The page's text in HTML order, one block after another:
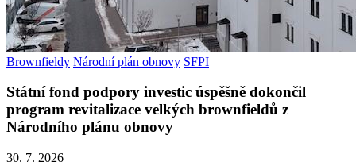
Brownfieldy Národní plán obnovy SFPI
Státní fond podpory investic úspěšně dokončil
program revitalizace velkých brownfieldů z
Národního plánu obnovy
30. 7. 2026